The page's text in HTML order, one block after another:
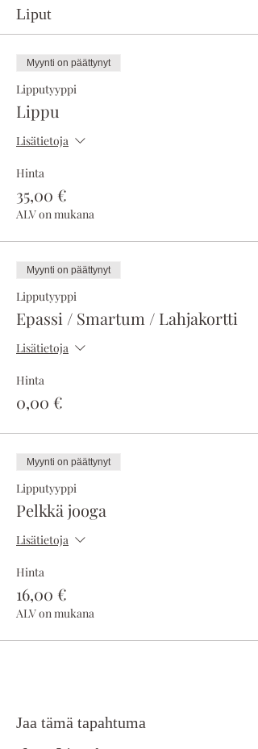
Liput
Myynti on päättynyt
Lipputyyppi
Lippu
Lisätietoja
Hinta
35,00 €
ALV on mukana
Myynti on päättynyt
Lipputyyppi
Epassi / Smartum / Lahjakortti
Lisätietoja
Hinta
0,00 €
Myynti on päättynyt
Lipputyyppi
Pelkkä jooga
Lisätietoja
Hinta
16,00 €
ALV on mukana
Jaa tämä tapahtuma